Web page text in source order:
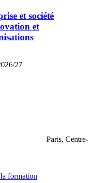
et société
et
27
Paris, Centre-
formation